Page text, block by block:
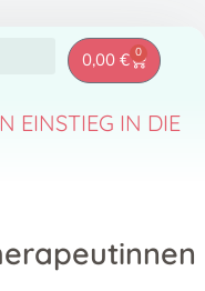
0,00 € 0
EINSTIEG IN DIE